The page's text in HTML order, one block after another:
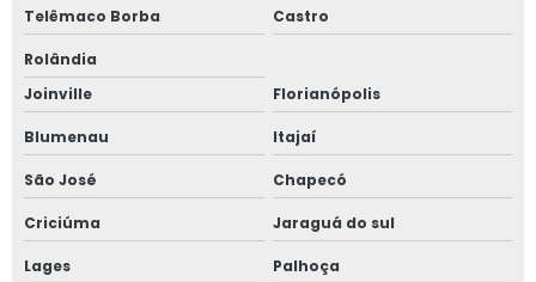
Produtos para pdv
Produtos para pdv de comércio
Régua porta etiqueta
Selo de carne
Serviço de comunicação visual
Telêmaco Borba Castro
Rolândia
Joinville
Florianópolis
Blumenau Itajaí
São José Chapecó
Criciúma Jaraguá do sul
Lages Palhoça